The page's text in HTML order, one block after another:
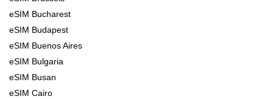
eSIM Bucharest
eSIM Budapest
eSIM Buenos Aires
eSIM Bulgaria
eSIM Busan
eSIM Cairo